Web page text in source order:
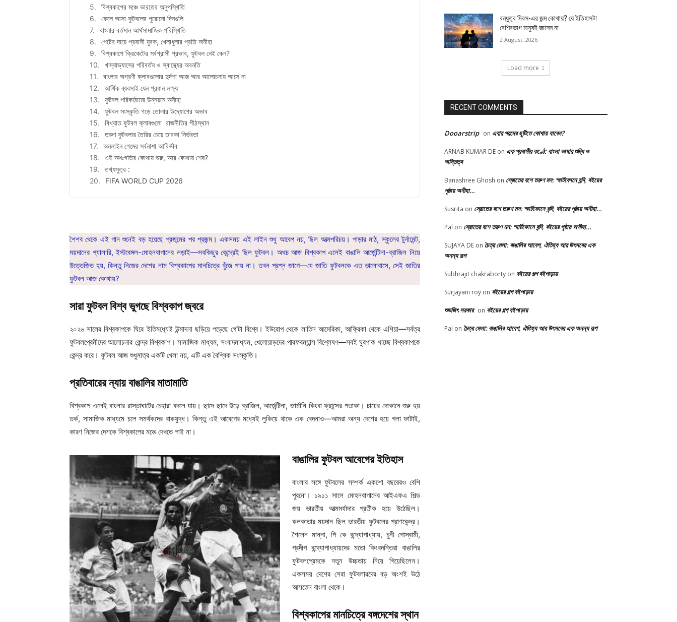
বিশ্বকাপের মঞ্চে ভারতের অনুপস্থিতি
ফেলে আসা ফুটবলের পুরোনো দিনগুলি
বাংলার বর্তমান আর্থসামাজিক পরিস্থিতি
পেটের দায়ে প্রবাসী যুবক, খেলাধুলার প্রতি অনীহা
বিশ্বকাপে ক্রিকেটের সর্বগ্রাসী প্রভাব, ফুটবল নেই কেন?
খাদ্যাভ্যাসের পরিবর্তন ও স্বাস্থ্যের অবনতি
বাংলার অগ্রণী ক্লাবগুলোর দুর্দশা আজ আর আলোচনায় আসে না
আর্থিক ব্যবসাই যেন প্রধান লক্ষ্য
ফুটবল পরিকাঠামো উন্নয়নে অনীহা
ফুটবল সংস্কৃতি গড়ে তোলার উদ্যোগের অভাব
বিখ্যাত ফুটবল ক্লাবগুলো রাজনীতির পীঠস্থান
তরুণ ফুটবলার তৈরির চেয়ে তারকা নির্ভরতা
অনলাইন গেমের সর্বনাশা আবির্ভাব
এই অধঃগতির কোথায় শুরু, আর কোথায় শেষ?
তথ্যসুত্র :
FIFA WORLD CUP 2026
শৈশব থেকে এই গান শুনেই বড় হয়েছে প্রজন্মের পর প্রজন্ম। একসময় এই লাইন শুধু আবেগ নয়, ছিল আত্মপরিচয়। পাড়ার মাঠ, স্কুলের টুর্নামেন্ট,
ময়দানের গ্যালারি, ইস্টবেঙ্গল-মোহনবাগানের লড়াই—সবকিছুর কেন্দ্রেই ছিল ফুটবল। অথচ আজ বিশ্বকাপ এলেই বাঙালি আর্জেন্টিনা-ব্রাজিল নিয়ে
উত্তেজিত হয়, কিন্তু নিজের দেশের নাম বিশ্বকাপের মানচিত্রে খুঁজে পায় না। তখন প্রশ্ন জাগে—যে জাতি ফুটবলকে এত ভালোবাসে, সেই জাতির
ফুটবল আজ কোথায়?
সারা ফুটবল বিশ্ব ভুগছে বিশ্বকাপ জ্বরে
২০২৬ সালের বিশ্বকাপকে ঘিরে ইতিমধ্যেই উন্মাদনা ছড়িয়ে পড়েছে গোটা বিশ্বে। ইউরোপ থেকে লাতিন আমেরিকা, আফ্রিকা থেকে এশিয়া—সর্বত্র
ফুটবলপ্রেমীদের আলোচনার কেন্দ্র বিশ্বকাপ। সামাজিক মাধ্যম, সংবাদমাধ্যম, খেলোয়াড়দের পারফরম্যান্স বিশ্লেষণ—সবই ঘুরপাক খাচ্ছে বিশ্বকাপকে
কেন্দ্র করে। ফুটবল আজ শুধুমাত্র একটি খেলা নয়, এটি এক বৈশ্বিক সংস্কৃতি।
প্রতিবারের ন্যায় বাঙালির মাতামাতি
বিশ্বকাপ এলেই বাংলার রাস্তাঘাটের চেহারা বদলে যায়। ছাদে ছাদে উড়ে ব্রাজিল, আর্জেন্টিনা, জার্মানি কিংবা ফ্রান্সের পতাকা। চায়ের দোকানে শুরু হয়
তর্ক, সামাজিক মাধ্যমে চলে সমর্থকদের বাকযুদ্ধ। কিন্তু এই আবেগের মধ্যেই লুকিয়ে থাকে এক বেদনাও—আমরা অন্য দেশের হয়ে গলা ফাটাই,
কারণ নিজের দেশকে বিশ্বকাপের মঞ্চে দেখতে পাই না।
বাঙালির ফুটবল আবেগের ইতিহাস
বাংলার সঙ্গে ফুটবলের সম্পর্ক একশো বছরেরও বেশি
পুরনো। ১৯১১ সালে মোহনবাগানের আইএফএ শিল্ড
জয় ভারতীয় আত্মমর্যাদার প্রতীক হয়ে উঠেছিল।
কলকাতার ময়দান ছিল ভারতীয় ফুটবলের প্রাণকেন্দ্র।
শৈলেন মান্না, পি কে বন্দ্যোপাধ্যায়, চুনী গোস্বামী,
প্রদীপ বন্দ্যোপাধ্যায়দের মতো কিংবদন্তিরা বাঙালির
ফুটবলপ্রেমকে নতুন উচ্চতায় নিয়ে গিয়েছিলেন।
একসময় দেশের সেরা ফুটবলারদের বড় অংশই উঠে
আসতেন বাংলা থেকে।
বিশ্বকাপের মানচিত্রে বঙ্গদেশের স্থান
বন্ধুত্ব দিবস-এর জন্ম কোথায়? যে ইতিহাসটা
বেশিরভাগ মানুষই জানেন না
2 August, 2026
Load more
RECENT COMMENTS
Dooarstrip on এবার গরমের ছুটিতে কোথায় যাবেন?
ARNAB KUMAR DE on এক প্রবাসীর কণ্ঠে: বাংলা ভাষার শুদ্ধি ও
অস্তিত্ব
Banashree Ghosh on স্রোতের বশে তরুণ মন: স্মার্টফোনে বন্দি, বইয়ের
পৃষ্ঠায় অনীহা…
Susrita on স্রোতের বশে তরুণ মন: স্মার্টফোনে বন্দি, বইয়ের পৃষ্ঠায় অনীহা…
Pal on স্রোতের বশে তরুণ মন: স্মার্টফোনে বন্দি, বইয়ের পৃষ্ঠায় অনীহা…
SUJAYA DE on চৈত্র মেলা: বাঙালির আবেগ, ঐতিহ্য আর উৎসবের এক
অনন্য রূপ
Subhrajit chakraborty on বইয়ের গল্প বইপাড়ায়
Surjayani roy on বইয়ের গল্প বইপাড়ায়
শুভজিৎ সরকার on বইয়ের গল্প বইপাড়ায়
Pal on চৈত্র মেলা: বাঙালির আবেগ, ঐতিহ্য আর উৎসবের এক অনন্য রূপ